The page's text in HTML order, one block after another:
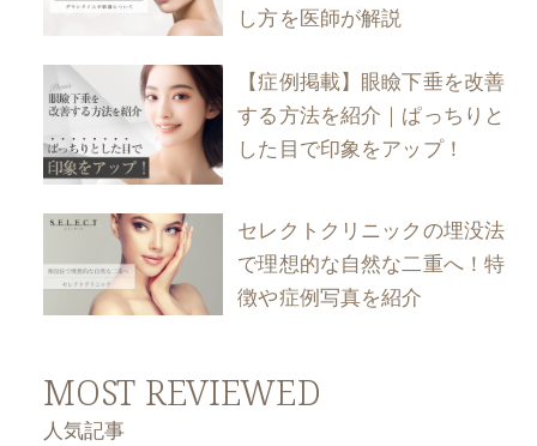
し方を医師が解説
【症例掲載】眼瞼下垂を改善
する方法を紹介｜ぱっちりと
した目で印象をアップ！
セレクトクリニックの埋没法
で理想的な自然な二重へ！特
徴や症例写真を紹介
MOST REVIEWED
人気記事